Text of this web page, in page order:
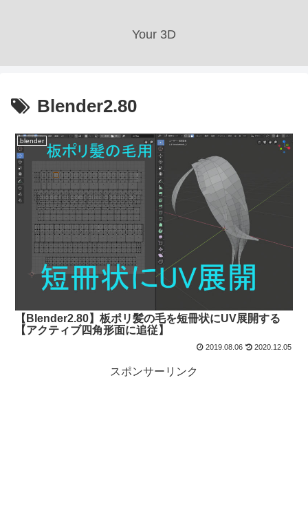
Your 3D
Blender2.80
blender
【Blender2.80】板ポリ髪の毛を短冊状にUV展開する
【アクティブ四角形面に追従】
2019.08.06 2020.12.05
スポンサーリンク